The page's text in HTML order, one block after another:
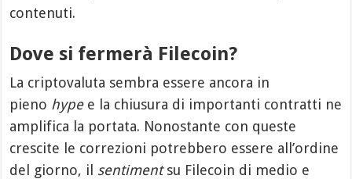
contenuti.
Dove si fermerà Filecoin?
La criptovaluta sembra essere ancora in
pieno hypee la chiusura di importanti contratti ne
amplifica la portata. Nonostante con queste
crescite le correzioni potrebbero essere all’ordine
del giorno, il sentimentsu Filecoin di medio e